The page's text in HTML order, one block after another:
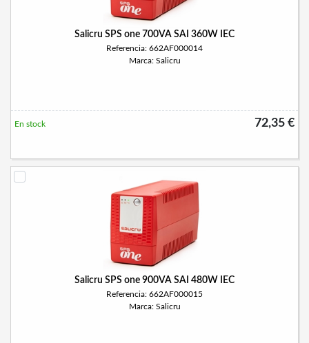
Salicru SPS one 700VA SAI 360W IEC
Referencia: 662AF000014
Marca: Salicru
72,35 €
En stock
Salicru SPS one 900VA SAI 480W IEC
Referencia: 662AF000015
Marca: Salicru